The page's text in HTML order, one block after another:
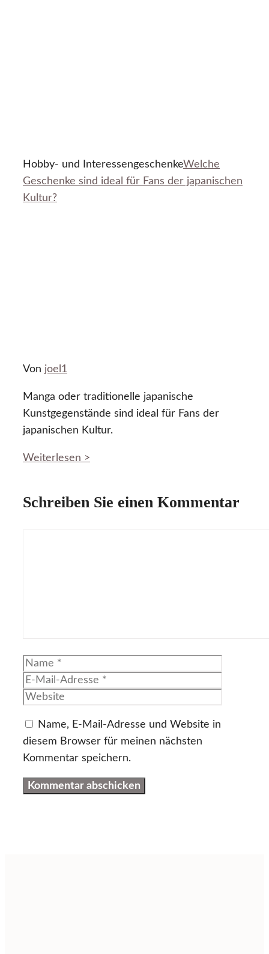
Hobby- und InteressengeschenkeWelche
Geschenke sind ideal für Fans der japanischen
Kultur?
Von joel1
Manga oder traditionelle japanische
Kunstgegenstände sind ideal für Fans der
japanischen Kultur.
Weiterlesen >
Schreiben Sie einen Kommentar
Name
Name, E-Mail-Adresse und Website in
diesem Browser für meinen nächsten
Kommentar speichern.